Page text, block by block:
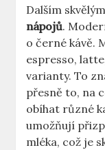
Dalším
nápojů.
o černé kávě.
espresso,‍
varianty. To⁣
přesně to, na
obíhat různé⁣
umožňují
mléka, což je